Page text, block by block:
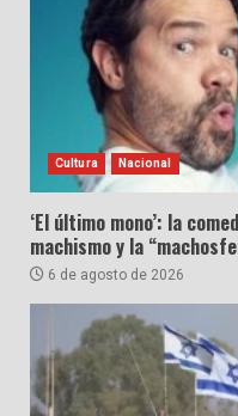
Cultura Nacional
‘El último mono’: la
machismo y la
6 de agosto de 2026